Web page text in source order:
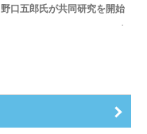
口五郎氏が共同研究を開始